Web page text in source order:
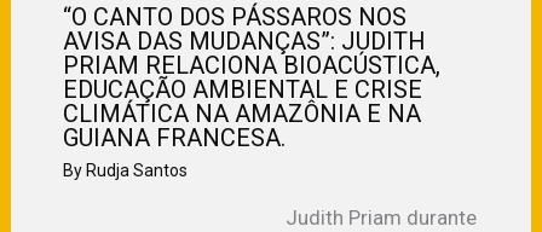
“O CANTO DOS PÁSSAROS NOS
AVISA DAS MUDANÇAS”: JUDITH
PRIAM RELACIONA BIOACÚSTICA,
EDUCAÇÃO AMBIENTAL E CRISE
CLIMÁTICA NA AMAZÔNIA E NA
GUIANA FRANCESA.
ByRudja Santos
Judith Priam durante